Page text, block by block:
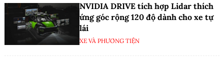
NVIDIA DRIVE tích hợp Lidar thích
ứng góc rộng 120 độ dành cho xe tự
lái
XE VÀ PHƯƠNG TIỆN